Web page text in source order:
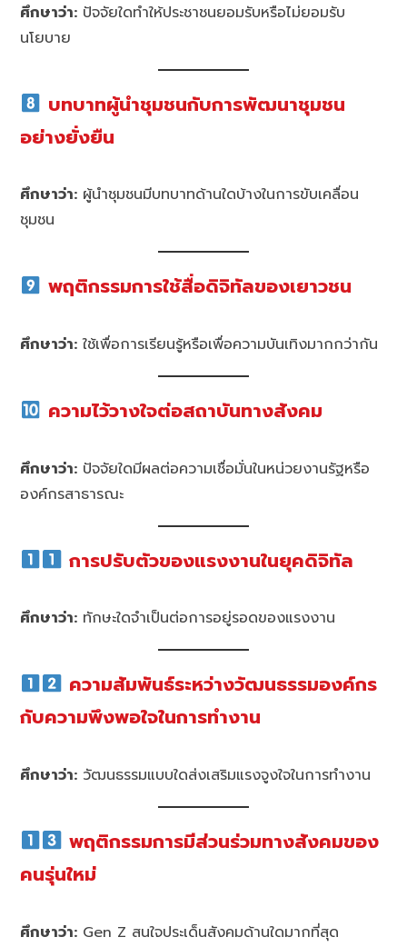
ศึกษาว่า: ปัจจัยใดทำให้ประชาชนยอมรับหรือไม่ยอมรับ
นโยบาย
บทบาทผู้นำชุมชนกับการพัฒนาชุมชน
อย่างยั่งยืน
ศึกษาว่า: ผู้นำชุมชนมีบทบาทด้านใดบ้างในการขับเคลื่อน
ชุมชน
พฤติกรรมการใช้สื่อดิจิทัลของเยาวชน
ศึกษาว่า: ใช้เพื่อการเรียนรู้หรือเพื่อความบันเทิงมากกว่ากัน
ความไว้วางใจต่อสถาบันทางสังคม
ศึกษาว่า: ปัจจัยใดมีผลต่อความเชื่อมั่นในหน่วยงานรัฐหรือ
องค์กรสาธารณะ
การปรับตัวของแรงงานในยุคดิจิทัล
ศึกษาว่า: ทักษะใดจำเป็นต่อการอยู่รอดของแรงงาน
ความสัมพันธ์ระหว่างวัฒนธรรมองค์กร
กับความพึงพอใจในการทำงาน
ศึกษาว่า: วัฒนธรรมแบบใดส่งเสริมแรงจูงใจในการทำงาน
พฤติกรรมการมีส่วนร่วมทางสังคมของ
คนรุ่นใหม่
ศึกษาว่า: Gen Z สนใจประเด็นสังคมด้านใดมากที่สุด